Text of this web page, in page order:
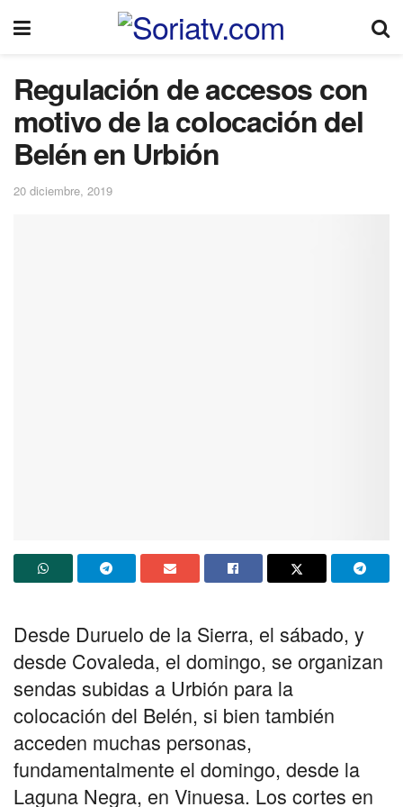
Regulación de accesos con
motivo de la colocación del
Belén en Urbión
20 diciembre, 2019
Desde Duruelo de la Sierra, el sábado, y
desde Covaleda, el domingo, se organizan
sendas subidas a Urbión para la
colocación del Belén, si bien también
acceden muchas personas,
fundamentalmente el domingo, desde la
Laguna Negra, en Vinuesa. Los cortes en